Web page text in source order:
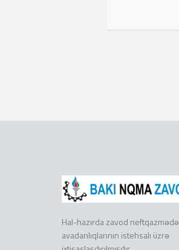
Hal-hazırda zavod
avadanlıqlarının istehsalı üzrə